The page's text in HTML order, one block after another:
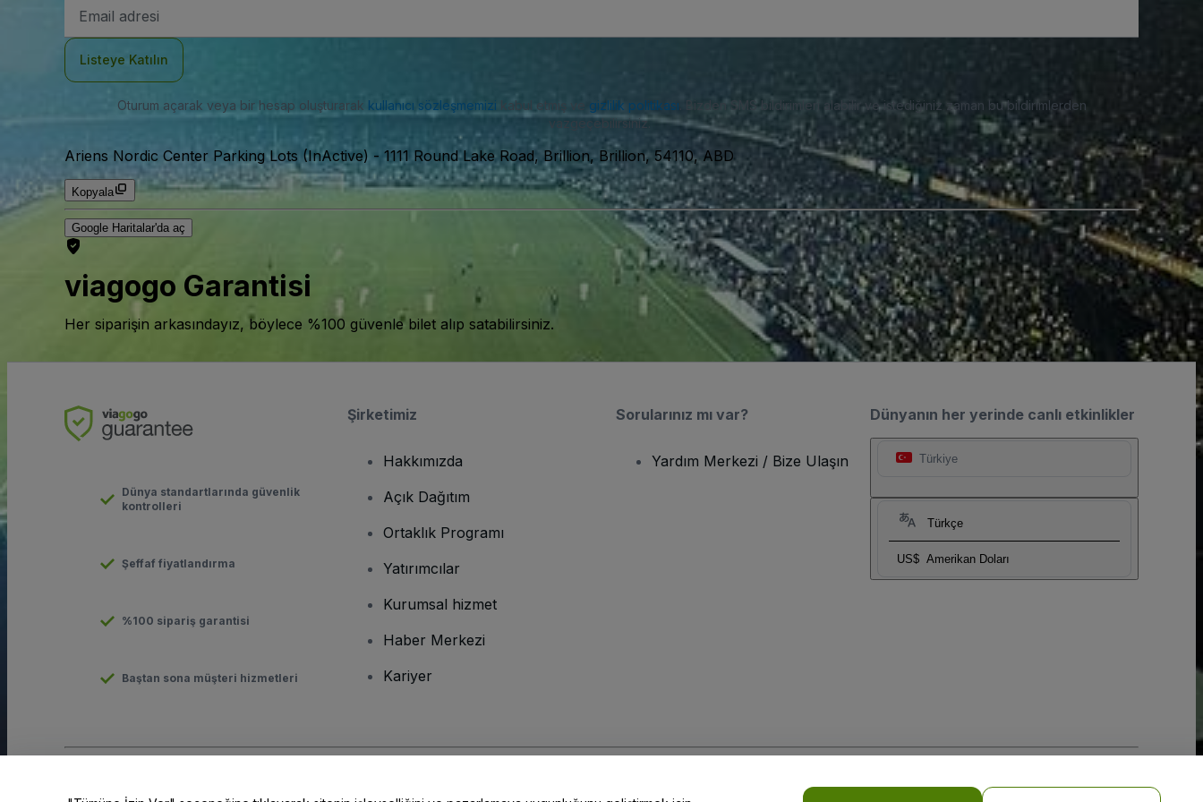
posta
Listeye Katılın
Oturum açarak veya bir hesap oluşturarak kullanıcı sözleşmemizi kabul etmiş ve gizlilik politikası . Bizden SMS bildirimleri alabilir ve istediğiniz zaman bu bildirimlerden
vazgeçebilirsiniz.
Ariens Nordic Center Parking Lots (InActive) - 1111 Round Lake Road, Brillion, Brillion, 54110, ABD
Kopyala
Google Haritalar'da aç
viagogo Garantisi
Her siparişin arkasındayız, böylece %100 güvenle bilet alıp satabilirsiniz.
Dünyanın her yerinde canlı etkinlikler
Türkiye
Türkçe
US$ Amerikan Doları
Dünya standartlarında güvenlik
kontrolleri
Şeffaf fiyatlandırma
%100 sipariş garantisi
Baştan sona müşteri hizmetleri
Şirketimiz
Hakkımızda
Açık Dağıtım
Ortaklık Programı
Yatırımcılar
Kurumsal hizmet
Haber Merkezi
Kariyer
Sorularınız mı var?
Yardım Merkezi / Bize Ulaşın